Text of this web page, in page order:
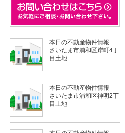
本日の不動産物件情報
さいたま市浦和区岸町4丁
目土地
本日の不動産物件情報
さいたま市浦和区神明2丁
目土地